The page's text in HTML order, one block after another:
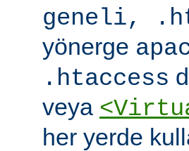
geneli,
yönerge
.htaccess
veya
her yerde